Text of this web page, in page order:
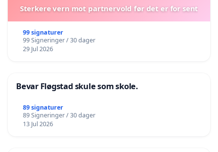
Sterkere vern mot partnervold før det er for sent
99 signaturer
99 Signeringer / 30 dager
29 Jul 2026
Bevar Fløgstad skule som skole.
89 signaturer
89 Signeringer / 30 dager
13 Jul 2026